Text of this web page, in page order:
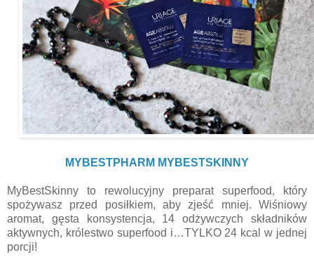
MYBESTPHARM MYBESTSKINNY
MyBestSkinny to rewolucyjny preparat superfood, który
spożywasz przed posiłkiem, aby zjeść mniej. Wiśniowy
aromat, gęsta konsystencja, 14 odżywczych składników
aktywnych, królestwo superfood i…TYLKO 24 kcal w jednej
porcji!